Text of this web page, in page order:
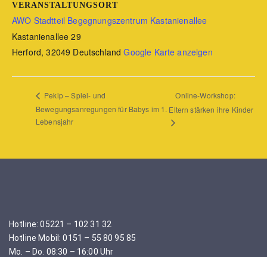
VERANSTALTUNGSORT
AWO Stadtteil Begegnungszentrum Kastanienallee
Kastanienallee 29
Herford, 32049 Deutschland Google Karte anzeigen
Pekip – Spiel- und
Bewegungsanregungen für Babys im 1.
Lebensjahr
Online-Workshop:
Eltern stärken ihre Kinder
Hotline: 05221 – 102 31 32
Hotline Mobil: 0151 – 55 80 95 85
Mo. – Do. 08:30 – 16:00 Uhr